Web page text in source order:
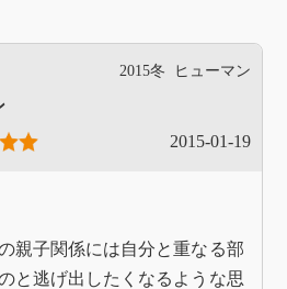
2015冬 ヒューマン
2015-01-19
親子関係には自分と重なる部
と逃げ出したくなるような思